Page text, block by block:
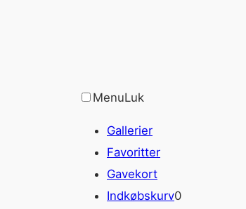
MenuLuk
Gallerier
Favoritter
Gavekort
Indkøbskurv0